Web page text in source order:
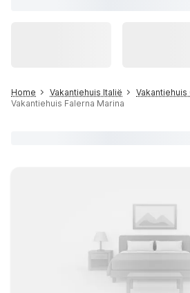
Home Vakantiehuis Italië
Vakantiehuis
Vakantiehuis Falerna Marina